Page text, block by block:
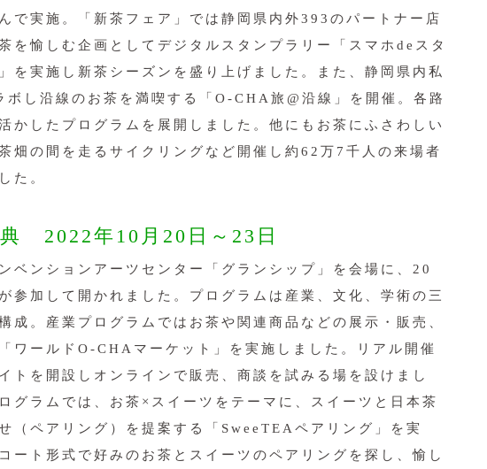
で実施。「新茶フェア」では静岡県内外393のパートナー店
を愉しむ企画としてデジタルスタンプラリー「スマホdeスタ
を実施し新茶シーズンを盛り上げました。また、静岡県内私
ボし沿線のお茶を満喫する「O-CHA旅@沿線」を開催。各路
かしたプログラムを展開しました。他にもお茶にふさわしい
畑の間を走るサイクリングなど開催し約62万7千人の来場者
た。
2022年10月20日～23日
ベンションアーツセンター「グランシップ」を会場に、20
参加して開かれました。プログラムは産業、文化、学術の三
成。産業プログラムではお茶や関連商品などの展示・販売、
ワールドO-CHAマーケット」を実施しました。リアル開催
トを開設しオンラインで販売、商談を試みる場を設けまし
グラムでは、お茶×スイーツをテーマに、スイーツと日本茶
（ペアリング）を提案する「SweeTEAペアリング」を実
ート形式で好みのお茶とスイーツのペアリングを探し、愉し